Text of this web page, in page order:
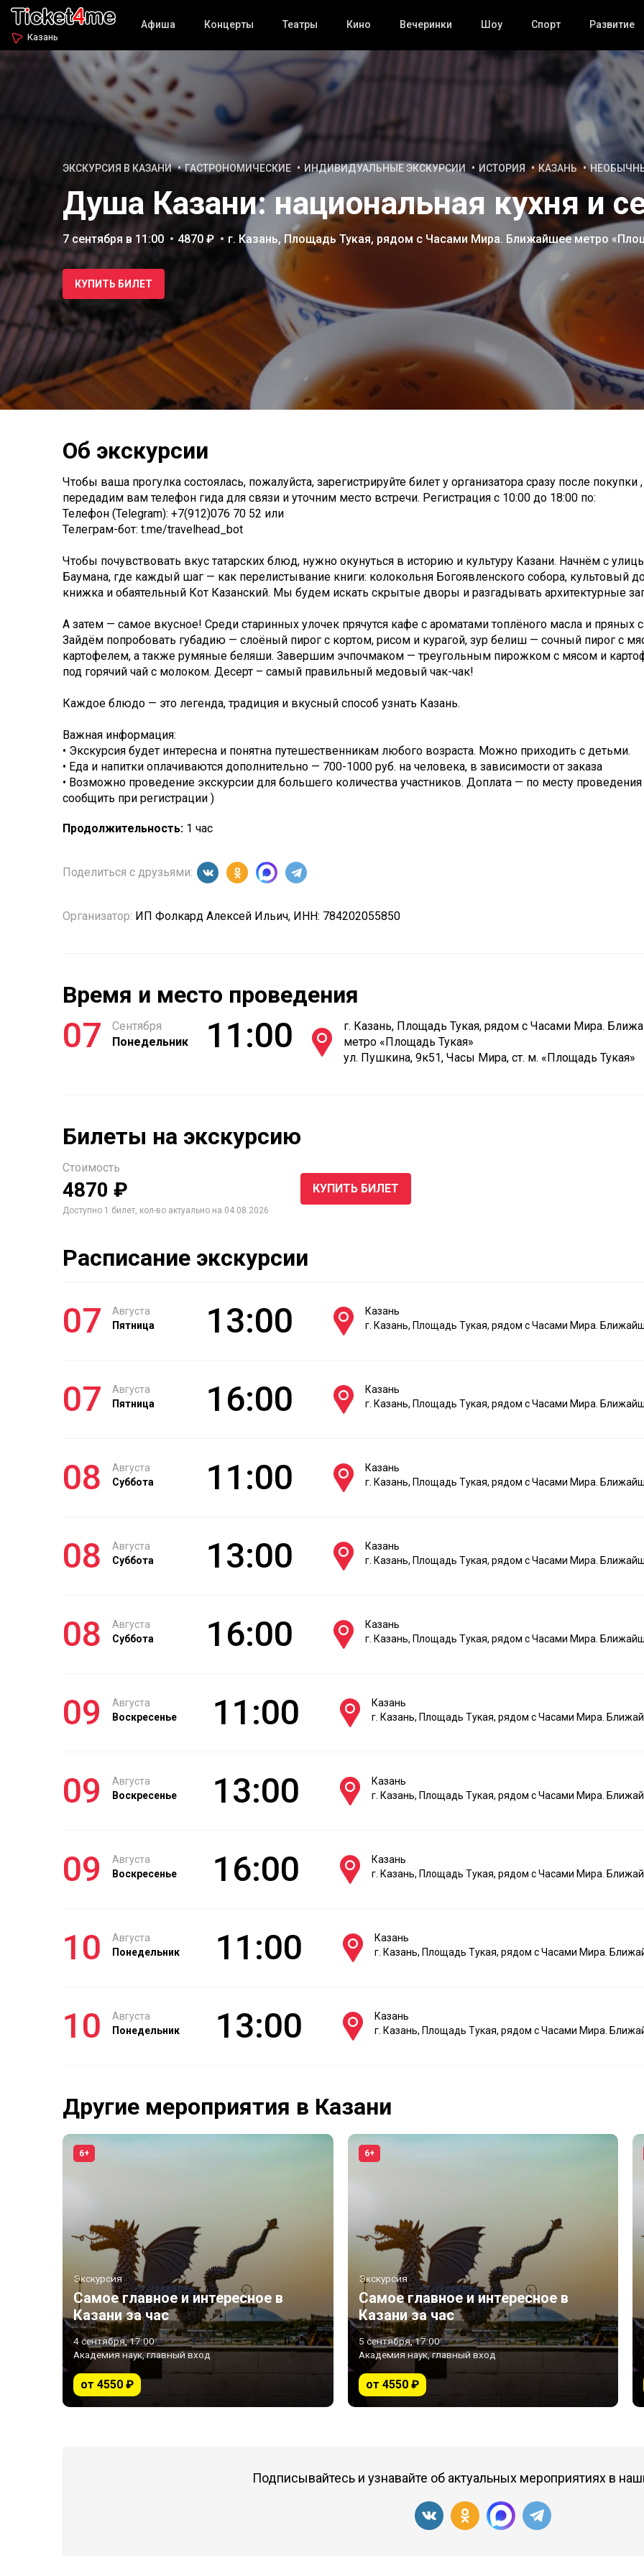
Казань
Афиша Концерты Театры Кино Вечеринки Шоу Спорт Развитие
ЭКСКУРСИЯ В КАЗАНИ ГАСТРОНОМИЧЕСКИЕ ИНДИВИДУАЛЬНЫЕ ЭКСКУРСИИ ИСТОРИЯ КАЗАНЬ
Душа Казани: национальная кухня и
7 сентября в 11:00 4870 ₽ г. Казань, Площадь Тукая, рядом с Часами Мира. Ближайшее метро
КУПИТЬ БИЛЕТ
Об экскурсии
Чтобы ваша прогулка состоялась, пожалуйста, зарегистрируйте билет у организатора сразу после покупки
передадим вам телефон гида для связи и уточним место встречи. Регистрация с 10:00 до 18:00 по:
Телефон (Telegram): +7(912)076 70 52 или
Телеграм-бот: t.me/travelhead_bot
Чтобы почувствовать вкус татарских блюд, нужно окунуться в историю и культуру Казани. Начнём с
Баумана, где каждый шаг — как перелистывание книги: колокольня Богоявленского собора, культовый
книжка и обаятельный Кот Казанский. Мы будем искать скрытые дворы и разгадывать архитектурные
А затем — самое вкусное! Среди старинных улочек прячутся кафе с ароматами топлёного масла и пряных
Зайдём попробовать губадию — слоёный пирог с кортом, рисом и курагой, зур белиш — сочный пирог с
картофелем, а также румяные беляши. Завершим эчпочмаком — треугольным пирожком с мясом и
под горячий чай с молоком. Десерт – самый правильный медовый чак-чак!
Каждое блюдо — это легенда, традиция и вкусный способ узнать Казань.
Важная информация:
• Экскурсия будет интересна и понятна путешественникам любого возраста. Можно приходить с детьми.
• Еда и напитки оплачиваются дополнительно — 700-1000 руб. на человека, в зависимости от заказа
• Возможно проведение экскурсии для большего количества участников. Доплата — по месту проведения
сообщить при регистрации )
Продолжительность: 1 час
Поделиться с друзьями:
Организатор: ИП Фолкард Алексей Ильич, ИНН: 784202055850
Время и место проведения
07
Сентября
Понедельник
11:00
г. Казань, Площадь Тукая, рядом с Часами Мира.
метро «Площадь Тукая»
ул. Пушкина, 9к51, Часы Мира, ст. м. «Площадь Тукая»
Билеты на экскурсию
Стоимость
4870 ₽
Доступно 1 билет, кол-во актуально на 04.08.2026
КУПИТЬ БИЛЕТ
Расписание экскурсии
07
Августа
Пятница
13:00
Казань
г. Казань, Площадь Тукая, рядом с Часами Мира.
07
Августа
Пятница
16:00
Казань
г. Казань, Площадь Тукая, рядом с Часами Мира.
08
Августа
Суббота
11:00
Казань
г. Казань, Площадь Тукая, рядом с Часами Мира.
08
Августа
Суббота
13:00
Казань
г. Казань, Площадь Тукая, рядом с Часами Мира.
08
Августа
Суббота
16:00
Казань
г. Казань, Площадь Тукая, рядом с Часами Мира.
09
Августа
Воскресенье
11:00
Казань
г. Казань, Площадь Тукая, рядом с Часами Мира.
09
Августа
Воскресенье
13:00
Казань
г. Казань, Площадь Тукая, рядом с Часами Мира.
09
Августа
Воскресенье
16:00
Казань
г. Казань, Площадь Тукая, рядом с Часами Мира.
10
Августа
Понедельник
11:00
Казань
г. Казань, Площадь Тукая, рядом с Часами Мира.
10
Августа
Понедельник
13:00
Казань
г. Казань, Площадь Тукая, рядом с Часами Мира.
Другие мероприятия в Казани
6+
Экскурсия
Самое главное и интересное в
Казани за час
4 сентября, 17:00
Академия наук, главный вход
от 4550 ₽
6+
Экскурсия
Самое главное и интересное в
Казани за час
5 сентября, 17:00
Академия наук, главный вход
от 4550 ₽
Подписывайтесь и узнавайте об актуальных мероприятиях в